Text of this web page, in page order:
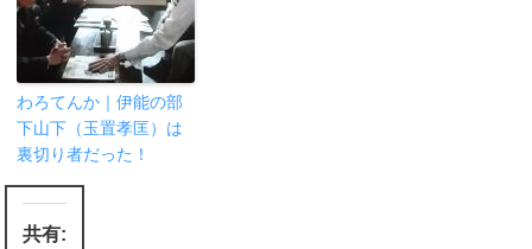
わろてんか｜伊能の部
下山下（玉置孝匡）は
裏切り者だった！
共有: